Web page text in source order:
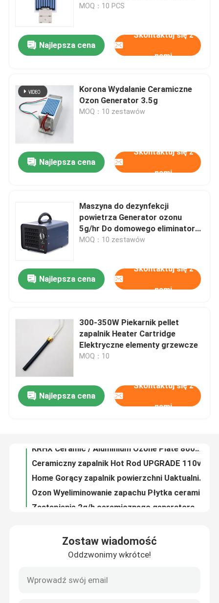
Do domu
Produkty
Wycieczka po fabryce
Kontrola jakości
Skontaktuj się z nami
napojów
MOQ：10 PCS
Najlepsza cena
Skontaktuj się z
nami
Korona Wydalanie Ceramiczne
Ozon Generator 3.5g
MOQ：10 zestawów
Najlepsza cena
Skontaktuj się z
nami
Maszyna do dezynfekcji
powietrza Generator ozonu
5g/hr Do domowego eliminatora
zapachu
MOQ：10 zestawów
Najlepsza cena
Skontaktuj się z
nami
300-350W Piekarnik pellet
zapalnik Heater Cartridge
Elektryczne elementy grzewcze
MOQ：10
Najlepsza cena
Skontaktuj się z
nami
6g/hr Płytka ozonowa ceramiczna 105x50mm Rozmiar dla generatora ozonu
Zostaw wiadomość
Oddzwonimy wkrótce!